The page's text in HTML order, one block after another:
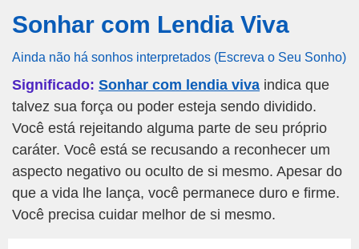
Sonhar com Lendia Viva
Ainda não há sonhos interpretados (Escreva o Seu Sonho)
Significado: Sonhar com lendia viva indica que
talvez sua força ou poder esteja sendo dividido.
Você está rejeitando alguma parte de seu próprio
caráter. Você está se recusando a reconhecer um
aspecto negativo ou oculto de si mesmo. Apesar do
que a vida lhe lança, você permanece duro e firme.
Você precisa cuidar melhor de si mesmo.